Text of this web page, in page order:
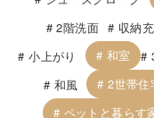
2階洗面
収納
小上がり
和室
和風
2世帯住
ペットと暮らす